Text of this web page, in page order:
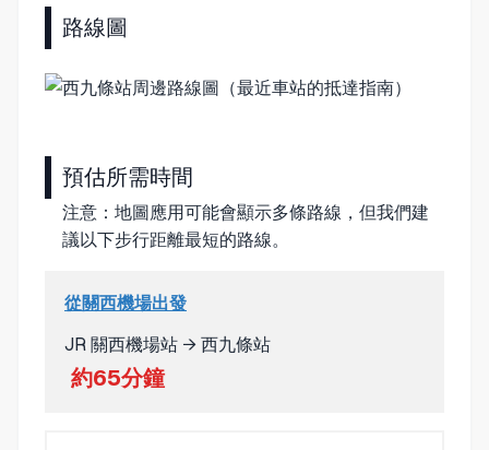
路線圖
預估所需時間
注意：地圖應用可能會顯示多條路線，但我們建
議以下步行距離最短的路線。
從關西機場出發
JR 關西機場站 → 西九條站
約65分鐘